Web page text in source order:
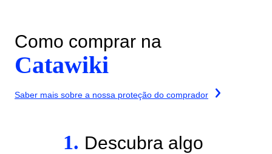
Como comprar na
Catawiki
Saber mais sobre a nossa proteção do comprador
1. Descubra algo